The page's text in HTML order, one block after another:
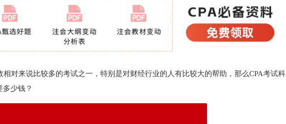
相对来说比较多的考试之一，特别是对财经行业的人有比较大的帮助，那么CPA考试科
多少钱？